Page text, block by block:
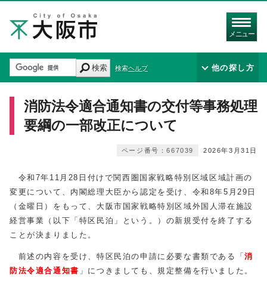
メニュー
検索 検索ヘルプ 他の探し方
消防法令適合通知書の交付等事務処理
要綱の一部改正について
2026年3月31日
ページ番号：667039
令和7年11月28日付けで関西圏国家戦略特別区域区域計画の
変更について、内閣総理大臣から認定を受け、令和8年5月29日
（金曜日）をもって、大阪市国家戦略特別区域外国人滞在施設
経営事業（以下「特区民泊」という。）の新規受付を終了する
ことが決まりました。
前述の内容を受け、特区民泊の申請に必要な書類である 「消
防法令適合通知書 」 につきましても、規定整備を行いました。